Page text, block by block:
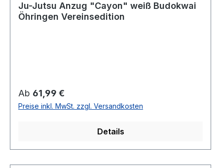
Ju-Jutsu Anzug "Cayon" weiß Budokwai
Öhringen Vereinsedition
Regulärer Preis:
Ab 61,99 €
Preise inkl. MwSt. zzgl. Versandkosten
Details